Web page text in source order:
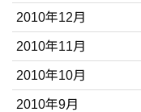
2010年12月
2010年11月
2010年10月
2010年9月